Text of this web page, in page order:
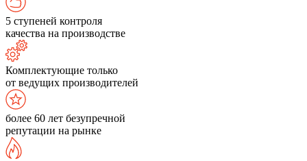
5 ступеней контроля
качества на производстве
Комплектующие только
от ведущих производителей
более 60 лет безупречной
репутации на рынке